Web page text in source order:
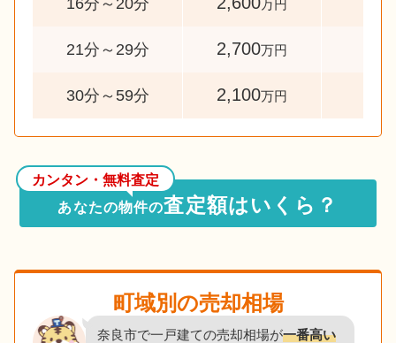
16分～20分 万円
21分～29分 2,700万円
30分～59分 2,100万円
カンタン・無料査定
あなたの物件の査定額はいくら？
町域別の売却相場
奈良市で一戸建ての売却相場が一番高い